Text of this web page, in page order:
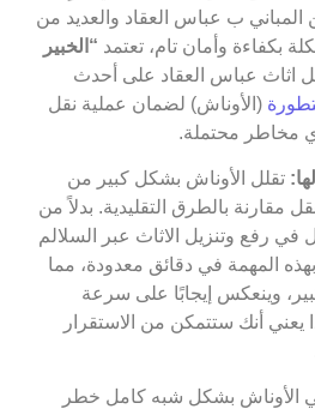
ب عباس العقاد والعديد من
بكفاءة وأمان تام، تعتمد “الخبير
اثاث عباس العقاد على أحدث
(الأوناش) لضمان عملية نقل
مخاطر محتملة.
تقلل الأوناش بشكل كبير من
مقارنة بالطرق التقليدية. بدلاً من
في رفع وتنزيل الاثاث عبر السلالم
المهمة في دقائق معدودة، مما
وينعكس إيجابًا على سرعة
يعني أنك ستتمكن من الاستقرار
الأوناش بشكل شبه كامل خطر